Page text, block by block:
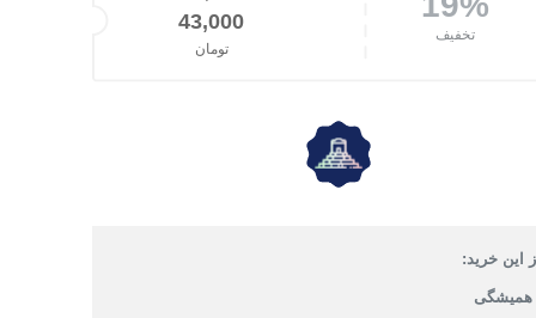
تخفیف
قیمت اصلی: 53,000تومان بود.
43,000
تومان
این خرید: